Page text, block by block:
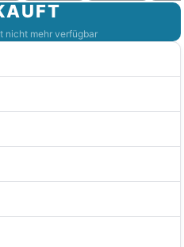
nicht mehr verfügbar